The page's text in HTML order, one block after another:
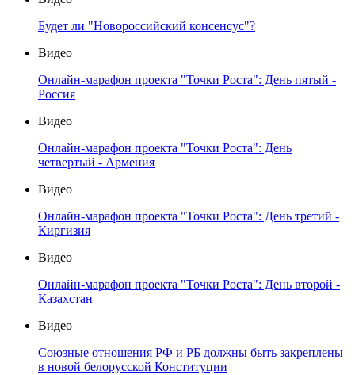
Будет ли "Новороссийский консенсус"?
Видео
Онлайн-марафон проекта "Точки Роста": День пятый -
Россия
Видео
Онлайн-марафон проекта "Точки Роста": День
четвертый - Армения
Видео
Онлайн-марафон проекта "Точки Роста": День третий -
Киргизия
Видео
Онлайн-марафон проекта "Точки Роста": День второй -
Казахстан
Видео
Союзные отношения РФ и РБ должны быть закреплены
в новой белорусской Конституции